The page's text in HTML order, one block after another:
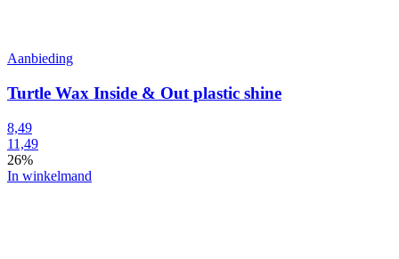
Aanbieding
Turtle Wax Inside & Out plastic shine
8,49
11,49
26%
In winkelmand